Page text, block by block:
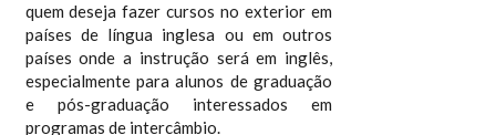
quem deseja fazer cursos no exterior em
países de língua inglesa ou em outros
países onde a instrução será em inglês,
especialmente para alunos de graduação
e pós-graduação interessados em
programas de intercâmbio.